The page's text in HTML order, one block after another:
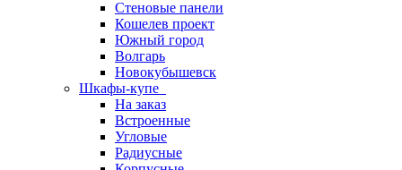
Стеновые панели
Кошелев проект
Южный город
Волгарь
Новокубышевск
Шкафы-купе
На заказ
Встроенные
Угловые
Радиусные